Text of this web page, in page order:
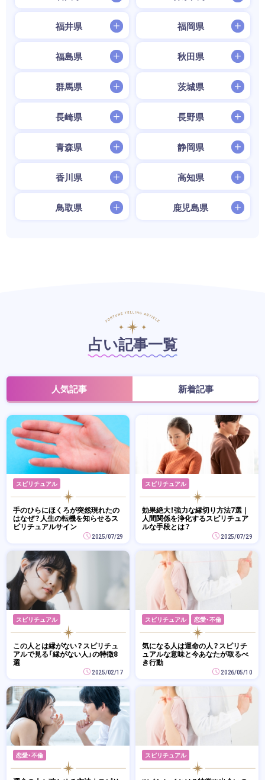
福井県 福岡県
福島県 秋田県
群馬県 茨城県
長崎県 長野県
青森県 静岡県
香川県 高知県
鳥取県 鹿児島県
占い記事一覧
人気記事 新着記事
スピリチュアル
手のひらにほくろが突然現れたの
はなぜ？人生の転機を知らせるス
ピリチュアルサイン
2025/07/29
スピリチュアル
効果絶大！強力な縁切り方法7選｜
人間関係を浄化するスピリチュア
ルな手段とは？
2025/07/29
スピリチュアル
この人とは縁がない？スピリチュ
アルで見る「縁がない人」の特徴8
選
2025/02/17
スピリチュアル 恋愛・不倫
気になる人は運命の人？スピリチ
ュアルな意味と今あなたが取るべ
き行動
2026/05/10
恋愛・不倫 スピリチュアル